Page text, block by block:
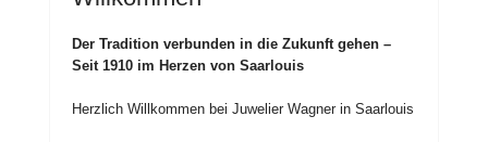
Der Tradition verbunden in die Zukunft gehen –
Seit 1910 im Herzen von Saarlouis
Herzlich Willkommen bei Juwelier Wagner in Saarlouis